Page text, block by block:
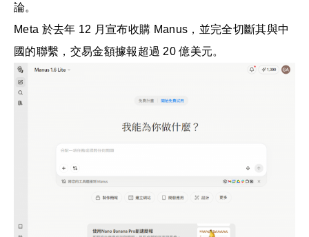
論。
Meta 於去年 12 月宣布收購 Manus，並完全切斷其與中
國的聯繫，交易金額據報超過 20 億美元。